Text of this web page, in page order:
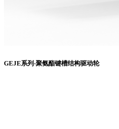
GEJE系列-聚氨酯键槽结构驱动轮